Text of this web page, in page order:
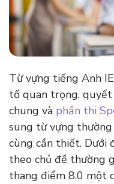
Từ vựng tiếng Anh
tố quan trọng, quyết
chung và phần thi
sung từ vựng
cùng cần thiết. Dưới
theo chủ đề thường
thang điểm 8.0 một